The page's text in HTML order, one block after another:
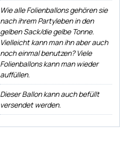
Wie alle Folienballons gehören sie
nach ihrem Partyleben in den
gelben Sack/die gelbe Tonne.
Vielleicht kann man ihn aber auch
noch einmal benutzen? Viele
Folienballons kann man wieder
auffüllen.
Dieser Ballon kann auch befüllt
versendet werden.